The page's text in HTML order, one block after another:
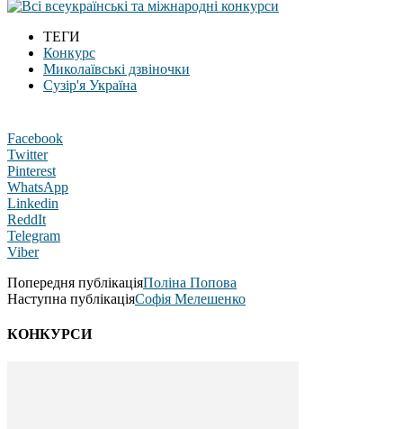
ТЕГИ
Конкурс
Миколаївські дзвіночки
Сузір'я Україна
Facebook
Twitter
Pinterest
WhatsApp
Linkedin
ReddIt
Telegram
Viber
Попередня публікаціяПоліна Попова
Наступна публікаціяСофія Мелешенко
КОНКУРСИ